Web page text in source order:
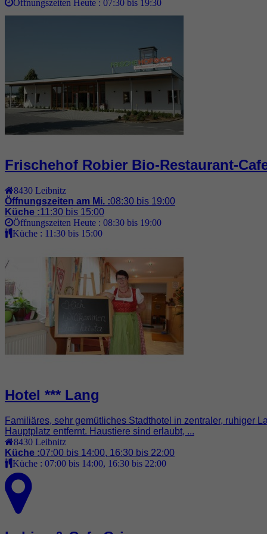
Öffnungszeiten Heute : 07:30 bis 19:30
Frischehof Robier Bio-Restaurant-
8430 Leibnitz
Öffnungszeiten am Mi. :08:30 bis 19:00
Küche :11:30 bis 15:00
Öffnungszeiten Heute : 08:30 bis 19:00
Küche : 11:30 bis 15:00
Hotel *** Lang
Familiäres, sehr gemütliches Stadthotel in zentraler, ruhiger
Hauptplatz entfernt. Haustiere sind erlaubt, ...
8430 Leibnitz
Küche :07:00 bis 14:00, 16:30 bis 22:00
Küche : 07:00 bis 14:00, 16:30 bis 22:00